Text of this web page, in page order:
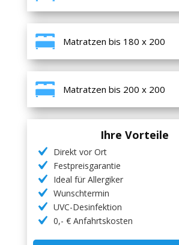
Matratzen bis 180 x 200
Matratzen bis 200 x 200
Ihre Vorteile
Direkt vor Ort
Festpreisgarantie
Ideal für Allergiker
Wunschtermin
UVC-Desinfektion
0,- € Anfahrtskosten